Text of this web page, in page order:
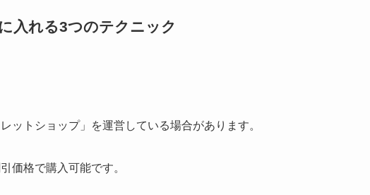
入れる3つのテクニック
ットショップ」を運営している場合があります。
価格で購入可能です。